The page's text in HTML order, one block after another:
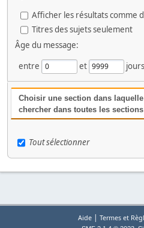
Afficher les résultats comme
Titres des sujets seulement
Âge du message:
entre
et jours
Choisir une section dans
chercher dans toutes les sections
Tout sélectionner
Aide| Termes et